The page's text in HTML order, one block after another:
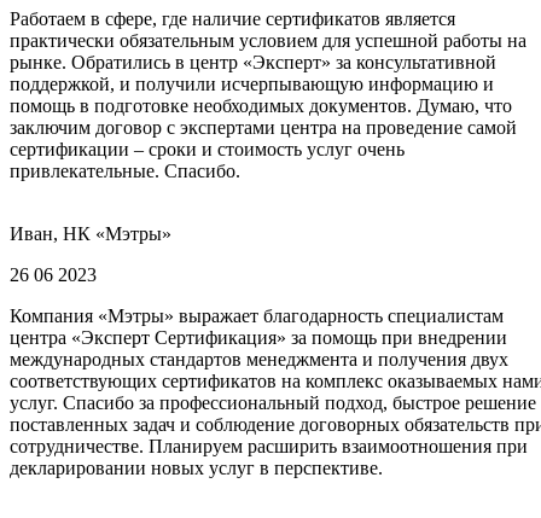
Работаем в сфере, где наличие сертификатов является
практически обязательным условием для успешной работы на
рынке. Обратились в центр «Эксперт» за консультативной
поддержкой, и получили исчерпывающую информацию и
помощь в подготовке необходимых документов. Думаю, что
заключим договор с экспертами центра на проведение самой
сертификации – сроки и стоимость услуг очень
привлекательные. Спасибо.
Иван, НК «Мэтры»
26 06 2023
Компания «Мэтры» выражает благодарность специалистам
центра «Эксперт Сертификация» за помощь при внедрении
международных стандартов менеджмента и получения двух
соответствующих сертификатов на комплекс оказываемых
услуг. Спасибо за профессиональный подход, быстрое решение
поставленных задач и соблюдение договорных обязательств
сотрудничестве. Планируем расширить взаимоотношения при
декларировании новых услуг в перспективе.